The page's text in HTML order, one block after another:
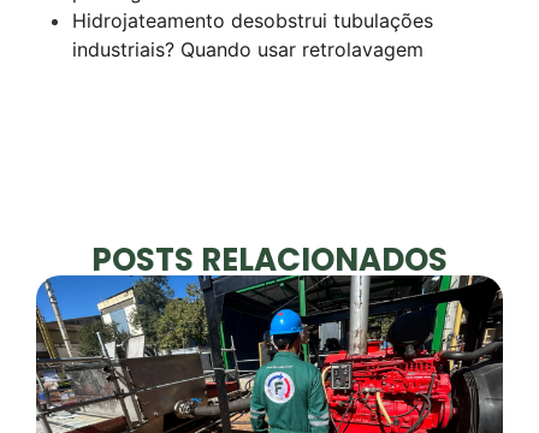
Hidrojateamento desobstrui tubulações
industriais? Quando usar retrolavagem
POSTS RELACIONADOS